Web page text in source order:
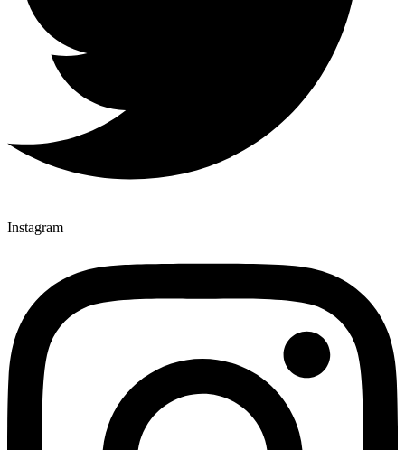
Instagram